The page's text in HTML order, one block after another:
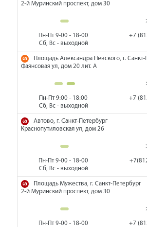
2-й Муринский проспект, дом 30
Пн-Пт 9-00 - 18-00
Сб, Вс - выходной
+7
Площадь Александра Невского, г. Санкт-
Фаянсовая ул, дом 20 лит. А
Пн-Пт 9:00 - 18:00
Сб, Вс - выходной
+7
Автово, г. Санкт-Петербург
Краснопутиловская ул, дом 26
Пн-Пт 9-00 - 18-00
Сб, Вс - выходной
Площадь Мужества, г. Санкт-Петербург
2-й Муринский проспект, дом 30
Пн-Пт 9-00 - 18-00
+7